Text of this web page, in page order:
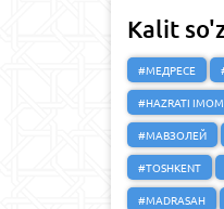
Kalit
#МЕДРЕСЕ
#HAZRATI
#МАВЗОЛЕЙ
#TOSHKENT
#MADRASAH